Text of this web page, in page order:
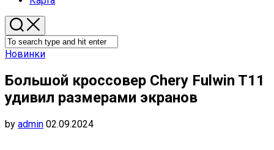
Новинки
Большой кроссовер Chery Fulwin T11
удивил размерами экранов
by admin 02.09.2024